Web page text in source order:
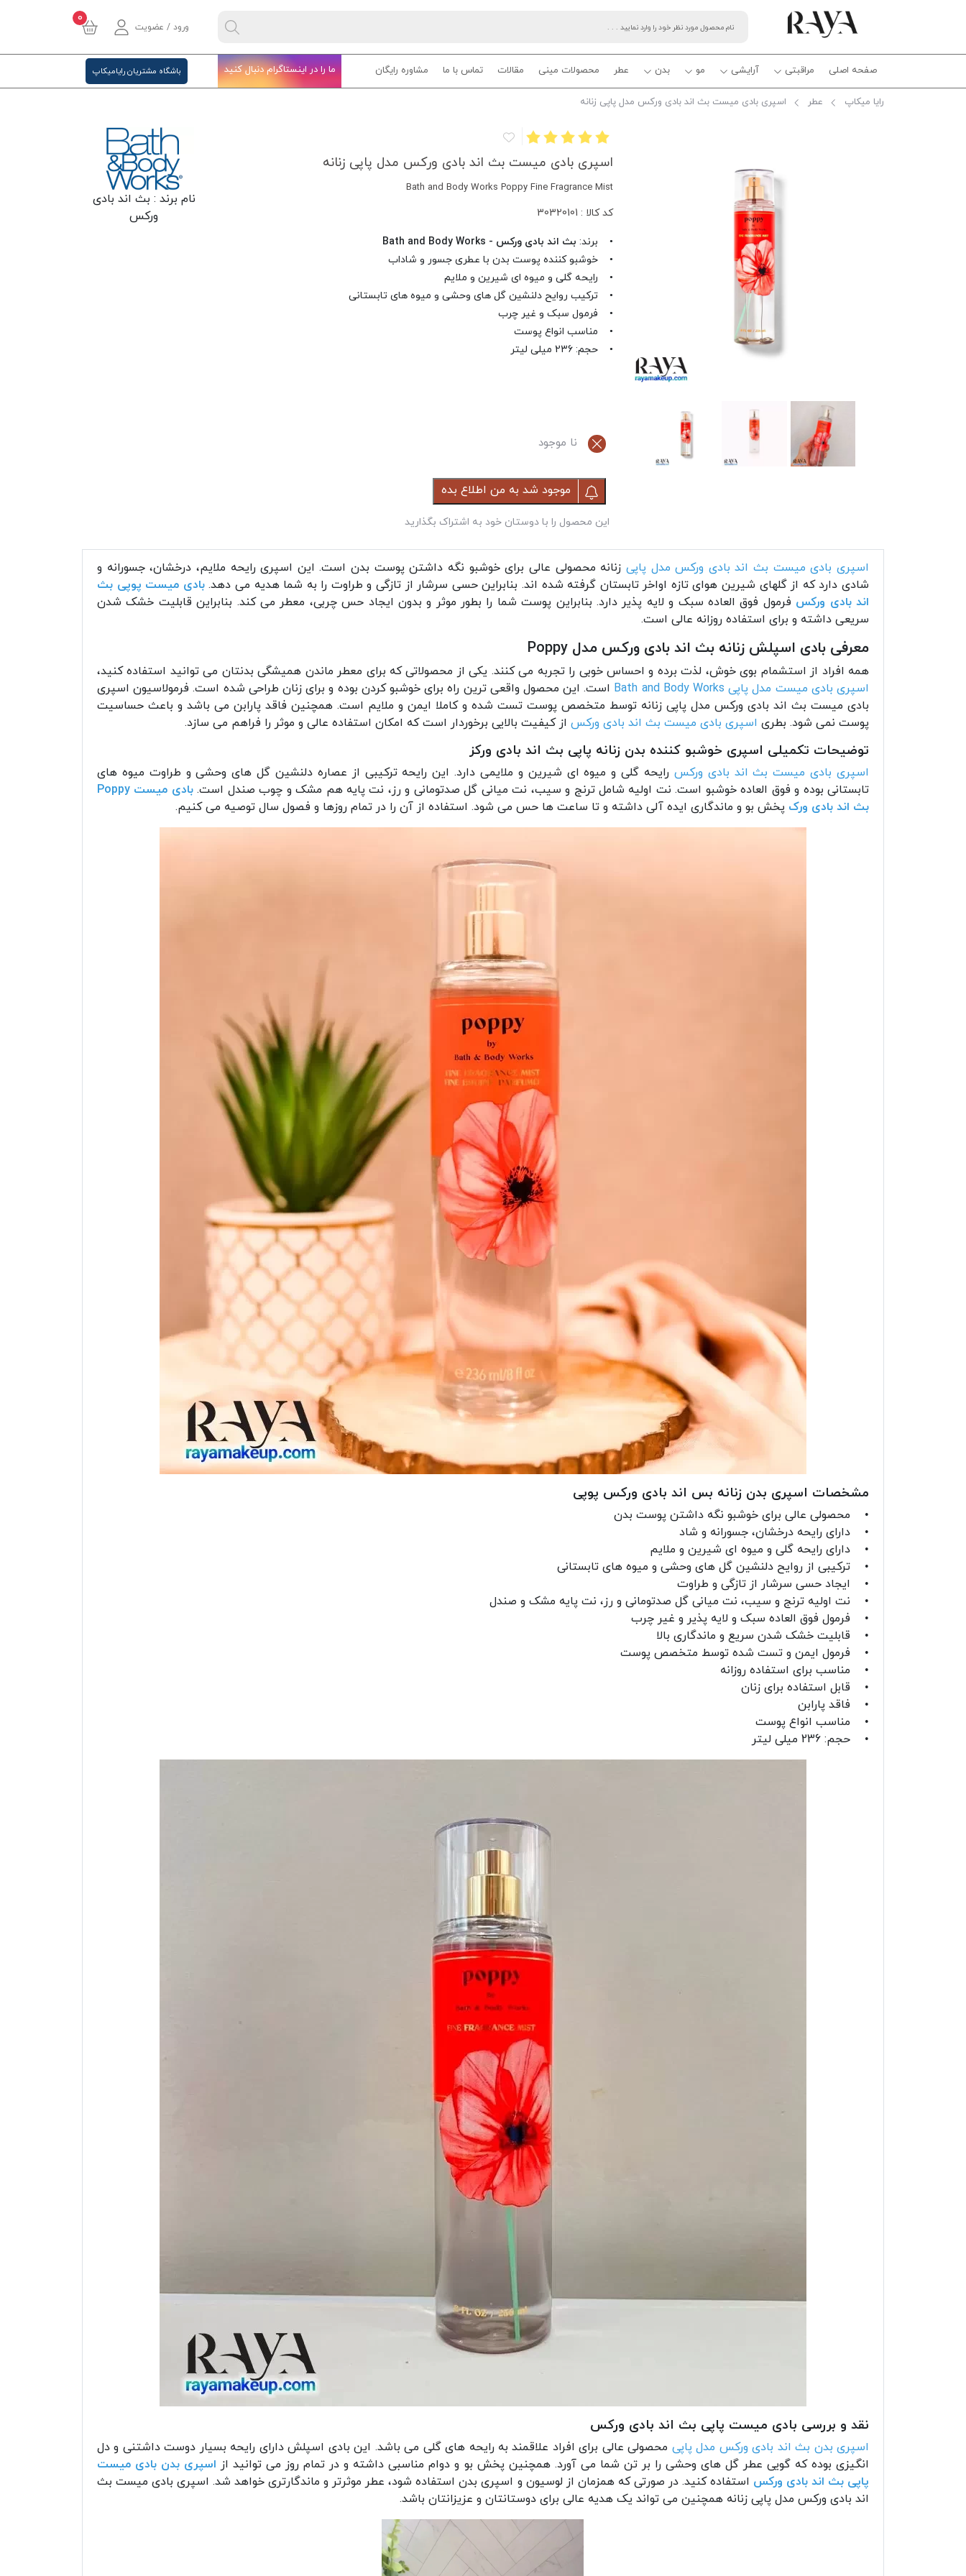
ورود / عضویت
0
صفحه اصلی مراقبتی آرایشی مو بدن عطر محصولات مینی مقالات تماس با ما مشاوره رایگان ما را در اینستاگرام دنبال کنید باشگاه مشتریان رایامیکاپ
رایا میکاپ عطر اسپری بادی میست بث اند بادی ورکس مدل پاپی زنانه
اسپری بادی میست بث اند بادی ورکس مدل پاپی زنانه
Bath and Body Works Poppy Fine Fragrance Mist
کد کالا : 30320101
• برند: بث اند بادی ورکس - Bath and Body Works
• خوشبو کننده پوست بدن با عطری جسور و شاداب
• رایحه گلی و میوه ای شیرین و ملایم
• ترکیب روایح دلنشین گل های وحشی و میوه های تابستانی
• فرمول سبک و غیر چرب
• مناسب انواع پوست
• حجم: 236 میلی لیتر
نا موجود
موجود شد به من اطلاع بده
این محصول را با دوستان خود به اشتراک بگذارید
نام برند : بث اند بادی
ورکس
اسپری بادی میست بث اند بادی ورکس مدل پاپی زنانه محصولی عالی برای خوشبو نگه داشتن پوست بدن است. این اسپری رایحه ملایم، درخشان، جسورانه و
شادی دارد که از گلهای شیرین هوای تازه اواخر تابستان گرفته شده اند. بنابراین حسی سرشار از تازگی و طراوت را به شما هدیه می دهد.بادی میست پوپی بث
اند بادی ورکس فرمول فوق العاده سبک و لایه پذیر دارد. بنابراین پوست شما را بطور موثر و بدون ایجاد حس چربی، معطر می کند. بنابراین قابلیت خشک شدن
سریعی داشته و برای استفاده روزانه عالی است.
معرفی بادی اسپلش زنانه بث اند بادی ورکس مدل Poppy
همه افراد از استشمام بوی خوش، لذت برده و احساس خوبی را تجربه می کنند. یکی از محصولاتی که برای معطر ماندن همیشگی بدنتان می توانید استفاده کنید،
اسپری بادی میست مدل پاپی Bath and Body Works
است. این محصول واقعی ترین راه برای خوشبو کردن بوده و برای زنان طراحی شده است. فرمولاسیون اسپری
بادی میست بث اند بادی ورکس مدل پاپی زنانه توسط متخصص پوست تست شده و کاملا ایمن و ملایم است. همچنین فاقد پارابن می باشد و باعث حساسیت
پوست نمی شود. بطری اسپری بادی میست بث اند بادی ورکس از کیفیت بالایی برخوردار است که امکان استفاده عالی و موثر را فراهم می سازد.
توضیحات تکمیلی اسپری خوشبو کننده بدن زنانه پاپی بث اند بادی ورکز
اسپری بادی میست بث اند بادی ورکس رایحه گلی و میوه ای شیرین و ملایمی دارد. این رایحه ترکیبی از عصاره دلنشین گل های وحشی و طراوت میوه های
تابستانی بوده و فوق العاده خوشبو است. نت اولیه شامل ترنج و سیب، نت میانی گل صدتومانی و رز، نت پایه هم مشک و چوب صندل است.
بادی میست Poppy
بث اند بادی ورک پخش بو و ماندگاری ایده آلی داشته و تا ساعت ها حس می شود. استفاده از آن را در تمام روزها و فصول سال توصیه می کنیم.
مشخصات اسپری بدن زنانه بس اند بادی ورکس پوپی
• محصولی عالی برای خوشبو نگه داشتن پوست بدن
• دارای رایحه درخشان، جسورانه و شاد
•
دارای رایحه گلی و میوه ای شیرین و ملایم
• ترکیبی از روایح دلنشین گل های وحشی و میوه های تابستانی
• ایجاد حسی سرشار از تازگی و طراوت
• نت اولیه ترنج و سیب، نت میانی گل صدتومانی و رز، نت پایه مشک و صندل
• فرمول فوق العاده سبک و لایه پذیر و غیر چرب
• قابلیت خشک شدن سریع و ماندگاری بالا
• فرمول ایمن و تست شده توسط متخصص پوست
• مناسب برای استفاده روزانه
• قابل استفاده برای زنان
• فاقد پارابن
• مناسب انواع پوست
• حجم: 236 میلی لیتر
نقد و بررسی بادی میست پاپی بث اند بادی ورکس
اسپری بدن بث اند بادی ورکس مدل پاپی محصولی عالی برای افراد علاقمند به رایحه های گلی می باشد. این بادی اسپلش دارای رایحه بسیار دوست داشتنی و دل
انگیزی بوده که گویی عطر گل های وحشی را بر تن شما می آورد. همچنین پخش بو و دوام مناسبی داشته و در تمام روز می توانید از اسپری بدن بادی میست
پاپی بث اند بادی ورکس استفاده کنید. در صورتی که همزمان از لوسیون و اسپری بدن استفاده شود، عطر موثرتر و ماندگارتری خواهد شد. اسپری بادی میست بث
اند بادی ورکس مدل پاپی زنانه همچنین می تواند یک هدیه عالی برای دوستانتان و عزیزانتان باشد.